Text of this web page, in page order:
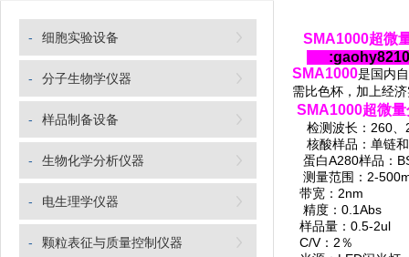
- 细胞实验设备
- 分子生物学仪器
- 样品制备设备
- 生物化学分析仪器
- 电生理学仪器
- 颗粒表征与质量控制仪器
SMA1000超微
:gaohy8210
SMA1000是国内
需比色杯，加上经
SMA1000超微
检测波长：260、
核酸样品：单链
蛋白A280样品：
测量范围：2-
带宽：2nm
精度：0.1Abs
样品量：0.5-2ul
C/V：2％